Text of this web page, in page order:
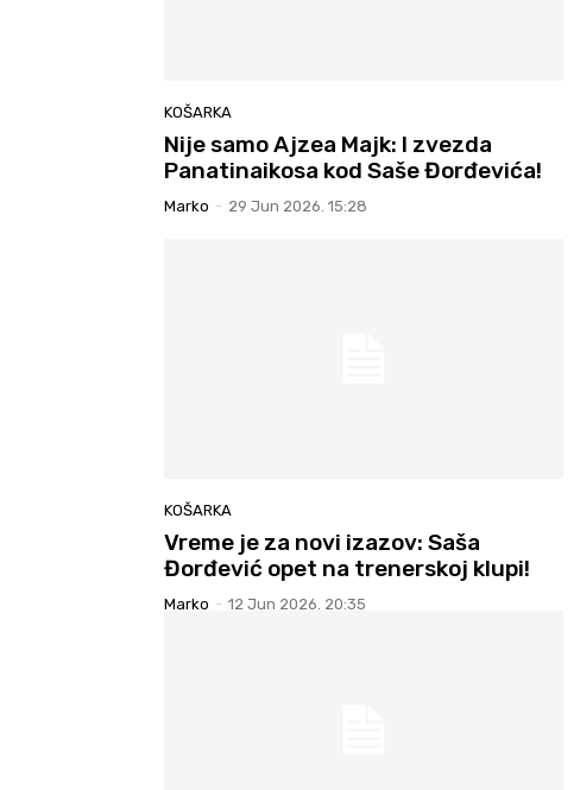
KOŠARKA
Nije samo Ajzea Majk: I zvezda
Panatinaikosa kod Saše Đorđevića!
Marko - 29 Jun 2026. 15:28
KOŠARKA
Vreme je za novi izazov: Saša
Đorđević opet na trenerskoj klupi!
Marko - 12 Jun 2026. 20:35